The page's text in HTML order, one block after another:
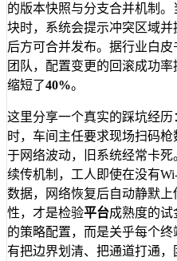
的版本快照与分支合并机制
块时，系统会提示冲突区域
后方可合并发布。据行业白
团队，配置变更的回滚成功率
缩短了40%。
这里分享一个真实的踩坑经
时，车间主任要求现场扫码
于网络波动，旧系统经常卡
续传机制，工人即使在没有
数据，网络恢复后自动静默
性，才是检验平台成熟度的
的策略配置，而是关乎每个
有把边界划清、把通道打通